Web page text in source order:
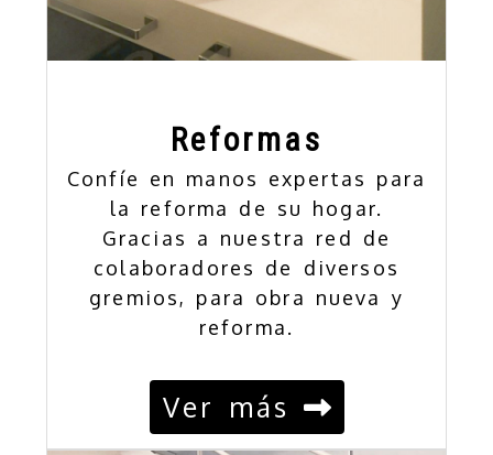
Reformas
Confíe en manos expertas para
la reforma de su hogar.
Gracias a nuestra red de
colaboradores de diversos
gremios, para obra nueva y
reforma.
Ver más